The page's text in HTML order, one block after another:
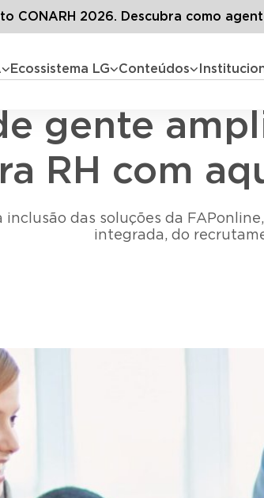
Ecossistema LG Conteúdos
CONARH 2026. Descubra como
LG lugar de
gente
RH com
inclusão das soluções da
integrada, do